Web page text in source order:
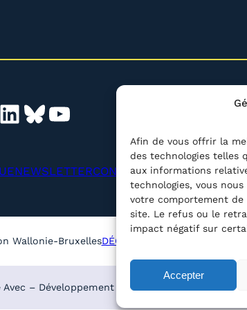
Afin de vous offrir la
des technologies telles
aux informations
technologies, vous
votre comportement
site. Le refus ou le
impact négatif sur
Accepter
LinkedIn Bluesky YouTube
NEWSLETTERCONTACT
Rechercher
Wallonie-BruxellesDÉCLARATION D’ACCESSIBILITÉ
– Développement : Média Animation asbl